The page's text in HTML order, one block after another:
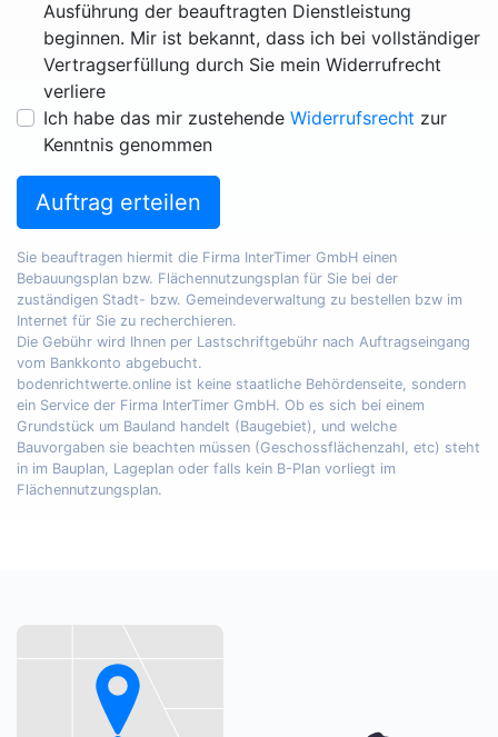
Ausführung der beauftragten Dienstleistung
beginnen. Mir ist bekannt, dass ich bei vollständiger
Vertragserfüllung durch Sie mein Widerrufrecht
verliere
Ich habe das mir zustehende Widerrufsrecht zur
Kenntnis genommen
Auftrag erteilen
Sie beauftragen hiermit die Firma InterTimer GmbH einen
Bebauungsplan bzw. Flächennutzungsplan für Sie bei der
zuständigen Stadt- bzw. Gemeindeverwaltung zu bestellen bzw im
Internet für Sie zu recherchieren.
Die Gebühr wird Ihnen per Lastschriftgebühr nach Auftragseingang
vom Bankkonto abgebucht.
bodenrichtwerte.online ist keine staatliche Behördenseite, sondern
ein Service der Firma InterTimer GmbH. Ob es sich bei einem
Grundstück um Bauland handelt (Baugebiet), und welche
Bauvorgaben sie beachten müssen (Geschossflächenzahl, etc) steht
in im Bauplan, Lageplan oder falls kein B-Plan vorliegt im
Flächennutzungsplan.